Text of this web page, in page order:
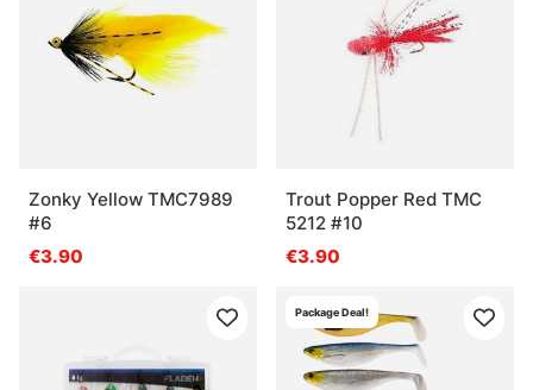
Zonky Yellow TMC7989
#6
€3.90
Trout Popper Red TMC
5212 #10
€3.90
Package Deal!